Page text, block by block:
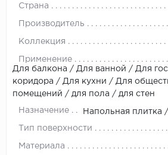
Страна
Производитель
Коллекция
Применение
Для балкона / Для ванной / Для
коридора / Для кухни / Для
помещений / для пола / для стен
Назначение Напольная плитка
Тип поверхности
Материала